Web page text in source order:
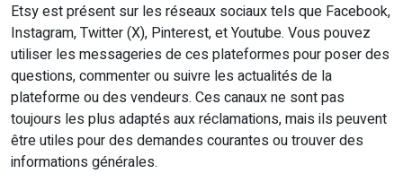
Etsy est présent sur les réseaux sociaux tels que Facebook,
Instagram, Twitter (X), Pinterest, et Youtube. Vous pouvez
utiliser les messageries de ces plateformes pour poser des
questions, commenter ou suivre les actualités de la
plateforme ou des vendeurs. Ces canaux ne sont pas
toujours les plus adaptés aux réclamations, mais ils peuvent
être utiles pour des demandes courantes ou trouver des
informations générales.